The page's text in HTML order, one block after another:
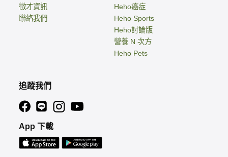
徵才資訊
聯絡我們
Heho癌症
Heho Sports
Heho討論版
營養 N 次方
Heho Pets
追蹤我們
App 下載